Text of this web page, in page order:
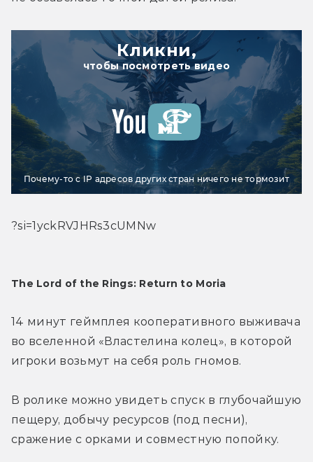
Кликни,
чтобы посмотреть видео
Почему-то с IP адресов других стран ничего не тормозит
?si=1yckRVJHRs3cUMNw
The Lord of the Rings: Return to Moria
14 минут геймплея кооперативного выживача
во вселенной «Властелина колец», в которой
игроки возьмут на себя роль гномов.
В ролике можно увидеть спуск в глубочайшую
пещеру, добычу ресурсов (под песни),
сражение с орками и совместную попойку.